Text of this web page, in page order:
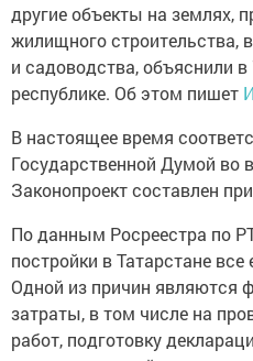
другие объекты на землях,
жилищного строительства,
и садоводства, объяснили
республике. Об этом пишет
В настоящее время
Государственной Думой во
Законопроект составлен
По данным Росреестра по
постройки в Татарстане
Одной из причин являются
затраты, в том числе на
работ, подготовку